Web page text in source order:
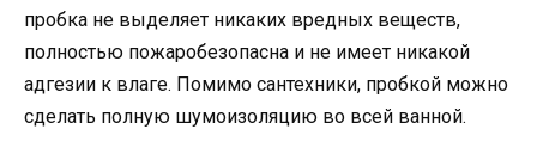
пробка не выделяет никаких вредных веществ,
полностью пожаробезопасна и не имеет никакой
адгезии к влаге. Помимо сантехники, пробкой можно
сделать полную шумоизоляцию во всей ванной.